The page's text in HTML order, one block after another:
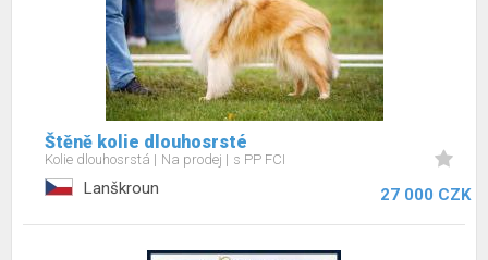
Štěně kolie dlouhosrsté
Kolie dlouhosrstá Na prodej s PP FCI
Lanškroun 27 000 CZK